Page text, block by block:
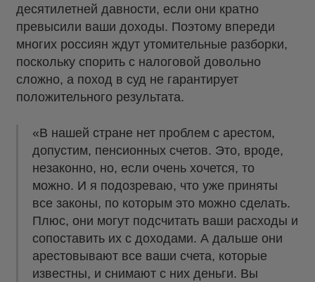
десятилетней давности, если они кратно
превысили ваши доходы. Поэтому впереди
многих россиян ждут утомительные разборки,
поскольку спорить с налоговой довольно
сложно, а поход в суд не гарантирует
положительного результата.
«В нашей стране нет проблем с арестом,
допустим, пенсионных счетов. Это, вроде,
незаконно, но, если очень хочется, то
можно. И я подозреваю, что уже приняты
все законы, по которым это можно сделать.
Плюс, они могут подсчитать ваши расходы и
сопоставить их с доходами. А дальше они
арестовывают все ваши счета, которые
известны, и снимают с них деньги. Вы